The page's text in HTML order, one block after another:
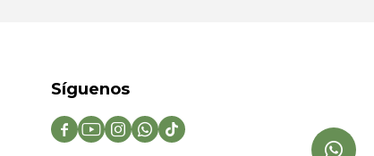
Síguenos
    